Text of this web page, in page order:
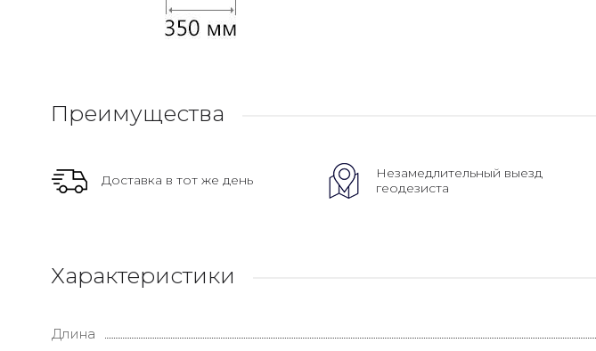
Преимущества
Доставка в тот же день
Незамедлительный выезд
геодезиста
Характеристики
Длина